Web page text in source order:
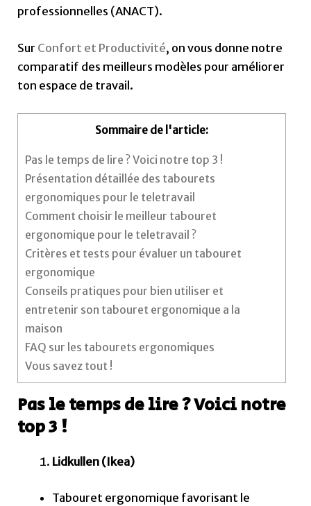
professionnelles (ANACT).
Sur Confort et Productivité, on vous donne notre
comparatif des meilleurs modèles pour améliorer
ton espace de travail.
Sommaire de l'article:
Pas le temps de lire ? Voici notre top 3 !
Présentation détaillée des tabourets
ergonomiques pour le teletravail
Comment choisir le meilleur tabouret
ergonomique pour le teletravail ?
Critères et tests pour évaluer un tabouret
ergonomique
Conseils pratiques pour bien utiliser et
entretenir son tabouret ergonomique a la
maison
FAQ sur les tabourets ergonomiques
Vous savez tout !
Pas le temps de lire ? Voici notre
top 3 !
Lidkullen (Ikea)
Tabouret ergonomique favorisant le